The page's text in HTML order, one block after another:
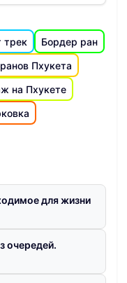
трек
Бордер ран
Пхукета
на Пхукете
для жизни
очередей.